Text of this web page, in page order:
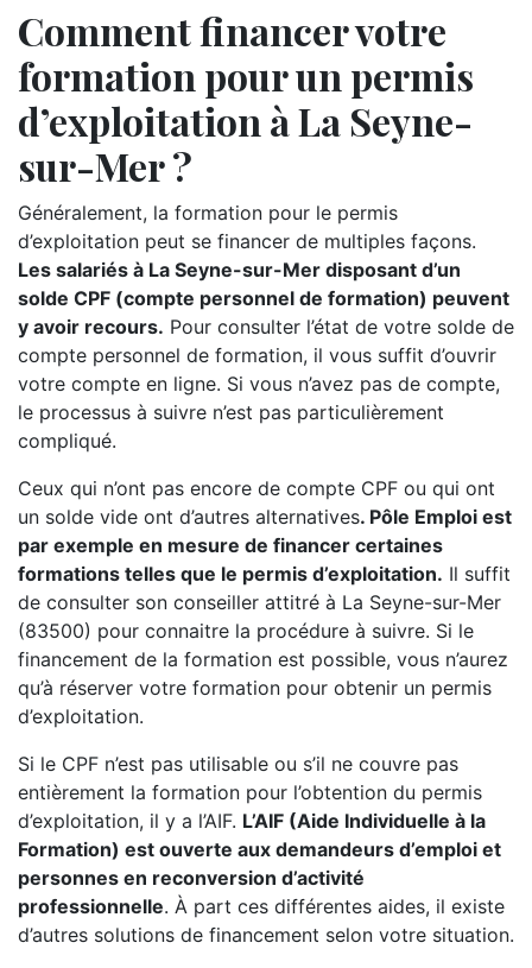
Comment financer votre
formation pour un permis
d’exploitation à La Seyne-
sur-Mer ?
Généralement, la formation pour le permis
d’exploitation peut se financer de multiples façons.
Les salariés à La Seyne-sur-Mer disposant d’un
solde CPF (compte personnel de formation) peuvent
y avoir recours. Pour consulter l’état de votre solde de
compte personnel de formation, il vous suffit d’ouvrir
votre compte en ligne. Si vous n’avez pas de compte,
le processus à suivre n’est pas particulièrement
compliqué.
Ceux qui n’ont pas encore de compte CPF ou qui ont
un solde vide ont d’autres alternatives. Pôle Emploi est
par exemple en mesure de financer certaines
formations telles que le permis d’exploitation. Il suffit
de consulter son conseiller attitré à La Seyne-sur-Mer
(83500) pour connaitre la procédure à suivre. Si le
financement de la formation est possible, vous n’aurez
qu’à réserver votre formation pour obtenir un permis
d’exploitation.
Si le CPF n’est pas utilisable ou s’il ne couvre pas
entièrement la formation pour l’obtention du permis
d’exploitation, il y a l’AIF. L’AIF (Aide Individuelle à la
Formation) est ouverte aux demandeurs d’emploi et
personnes en reconversion d’activité
professionnelle. À part ces différentes aides, il existe
d’autres solutions de financement selon votre situation.